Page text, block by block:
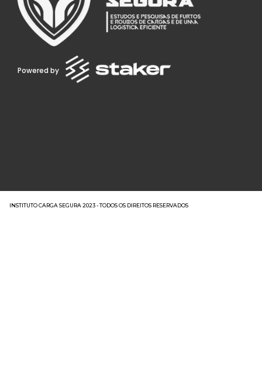
Powered by
INSTITUTO CARGA SEGURA 2023 - TODOS OS DIREITOS RESERVADOS